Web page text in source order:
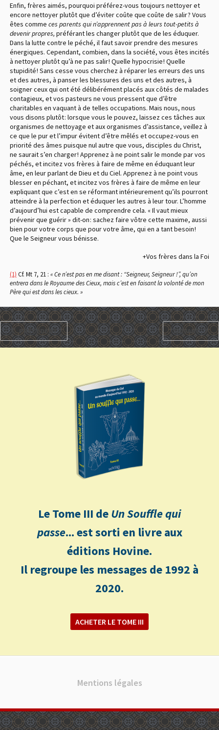
Enfin, frères aimés, pourquoi préférez-vous toujours nettoyer et
encore nettoyer plutôt que d’éviter coûte que coûte de salir ? Vous
êtes comme ces parents qui n’apprennent pas à leurs tout-petits à
devenir propres, préférant les changer plutôt que de les éduquer.
Dans la lutte contre le péché, il faut savoir prendre des mesures
énergiques. Cependant, combien, dans la société, vous êtes incités
à nettoyer plutôt qu’à ne pas salir ! Quelle hypocrisie ! Quelle
stupidité ! Sans cesse vous cherchez à réparer les erreurs des uns
et des autres, à panser les blessures des uns et des autres, à
soigner ceux qui ont été délibérément placés aux côtés de malades
contagieux, et vos pasteurs ne vous pressent que d’être
charitables en vaquant à de telles occupations. Mais nous, nous
vous disons plutôt : lorsque vous le pouvez, laissez ces tâches aux
organismes de nettoyage et aux organismes d’assistance, veillez à
ce que le pur et l’impur évitent d’être mêlés et occupez-vous en
priorité des âmes puisque nul autre que vous, disciples du Christ,
ne saurait s’en charger ! Apprenez à ne point salir le monde par vos
péchés, et incitez vos frères à faire de même en éduquant leur
âme, en leur parlant de Dieu et du Ciel. Apprenez à ne point vous
blesser en péchant, et incitez vos frères à faire de même en leur
expliquant que c’est en se réformant intérieurement qu’ils pourront
atteindre à la perfection et éduquer les autres à leur tour. L’homme
d’aujourd’hui est capable de comprendre cela. « Il vaut mieux
prévenir que guérir » dit-on : sachez faire vôtre cette maxime, aussi
bien pour votre corps que pour votre âme, qui en a tant besoin !
Que le Seigneur vous bénisse.
+Vos frères dans la Foi
(1) Cf. Mt 7, 21 : « Ce n’est pas en me disant : “Seigneur, Seigneur !”, qu’on
entrera dans le Royaume des Cieux, mais c’est en faisant la volonté de mon
Père qui est dans les cieux. »
PRÉCÉDENT SUIVANT
Le Tome III deUn Souffle qui
passe... est sorti en livre aux
éditions Hovine.
Il regroupe les messages de 1992 à
2020.
ACHETER LE TOME III
Mentions légales